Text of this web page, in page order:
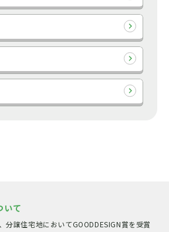
いて
分譲住宅地においてGOODDESIGN賞を受賞